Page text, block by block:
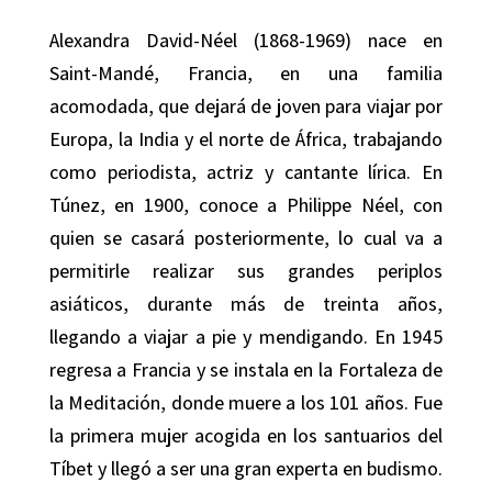
Alexandra David-Néel(1868-1969) nace en
Saint-Mandé, Francia, en una familia
acomodada, que dejará de joven para viajar por
Europa, la India y el norte de África, trabajando
como periodista, actriz y cantante lírica. En
Túnez, en 1900, conoce a Philippe Néel, con
quien se casará posteriormente, lo cual va a
permitirle realizar sus grandes periplos
asiáticos, durante más de treinta años,
llegando a viajar a pie y mendigando. En 1945
regresa a Francia y se instala en la Fortaleza de
la Meditación, donde muere a los 101 años. Fue
la primera mujer acogida en los santuarios del
Tíbet y llegó a ser una gran experta en budismo.